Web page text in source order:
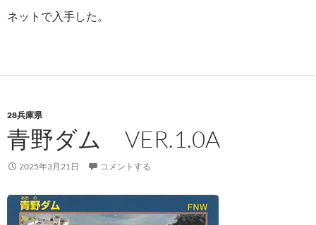
ネットで入手した。
28兵庫県
青野ダム VER.1.0A
2025年3月21日 コメントする